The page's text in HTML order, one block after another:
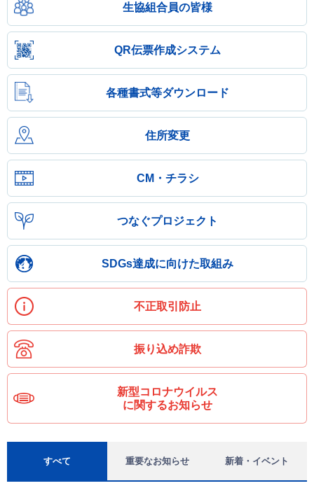
生協組合員の皆様
QR伝票作成システム
各種書式等ダウンロード
住所変更
CM・チラシ
つなぐプロジェクト
SDGs達成に向けた取組み
不正取引防止
振り込め詐欺
新型コロナウイルス
に関するお知らせ
すべて 重要なお知らせ 新着・イベント